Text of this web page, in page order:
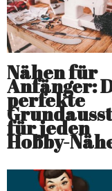
Nähen für
Anfänger:
perfekte
für jeden
Hobby-